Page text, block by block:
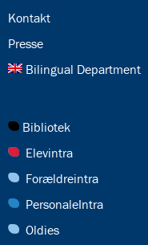
24.0:
Kontakt
25.0:
Presse
26.0:
Bilingual Department
27.0:
Bibliotek
28.0:
Elevintra
29.0:
Forældreintra
30.0:
PersonaleIntra
31.0:
Oldies